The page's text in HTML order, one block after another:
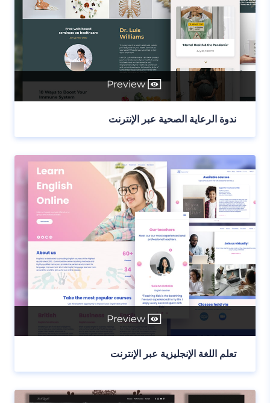
Preview
ندوة الرعاية الصحية عبر الإنترنت
Preview
تعلم اللغة الإنجليزية عبر الإنترنت